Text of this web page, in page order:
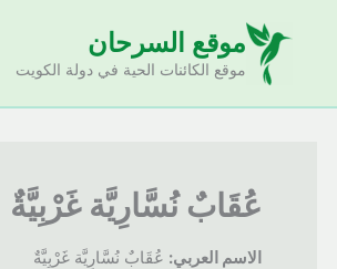
موقع السرحان
موقع الكائنات الحية في دولة الكويت
عُقَابٌ نُسَّارِيَّة غَرْبِيَّةٌ
الاسم العربي:عُقَابٌ نُسَّارِيَّة غَرْبِيَّةٌ